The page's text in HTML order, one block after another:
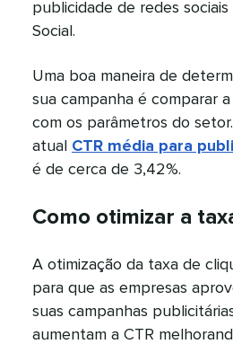
publicidade de redes
Social.​​
Uma boa maneira de
sua campanha é comparar
com os parâmetros do
atual CTR média para
é de cerca de 3,42%.​​
Como otimizar a
A otimização da taxa de
para que as empresas
suas campanhas
aumentam a CTR